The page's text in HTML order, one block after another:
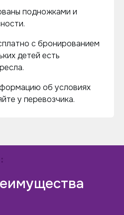
подножками и
с бронированием
детей есть
об условиях
у перевозчика.